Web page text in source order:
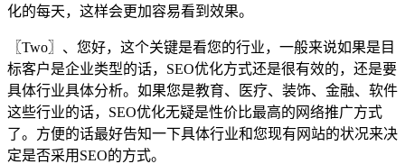
化的每天，这样会更加容易看到效果。
〖Two〗、您好，这个关键是看您的行业，一般来说如果是目
标客户是企业类型的话，SEO优化方式还是很有效的，还是要
具体行业具体分析。如果您是教育、医疗、装饰、金融、软件
这些行业的话，SEO优化无疑是性价比最高的网络推广方式
了。方便的话最好告知一下具体行业和您现有网站的状况来决
定是否采用SEO的方式。